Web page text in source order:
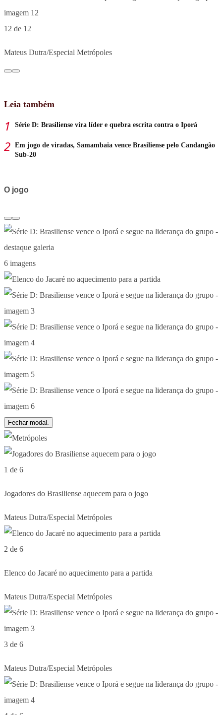
12 de 12
Mateus Dutra/Especial Metrópoles
Leia também
Série D: Brasiliense vira líder e quebra escrita contra o Iporá
Em jogo de viradas, Samambaia vence Brasiliense pelo Candangão
Sub-20
O jogo
6 imagens
Fechar modal.
1 de 6
Jogadores do Brasiliense aquecem para o jogo
Mateus Dutra/Especial Metrópoles
2 de 6
Elenco do Jacaré no aquecimento para a partida
Mateus Dutra/Especial Metrópoles
3 de 6
Mateus Dutra/Especial Metrópoles